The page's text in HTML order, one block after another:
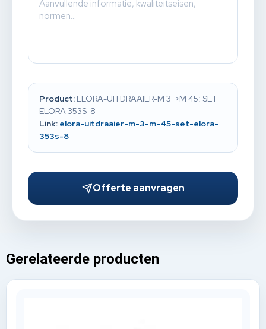
Product: ELORA-UITDRAAIER-M 3->M 45: SET
ELORA 353S-8
Link: elora-uitdraaier-m-3-m-45-set-elora-
353s-8
Offerte aanvragen
Gerelateerde producten